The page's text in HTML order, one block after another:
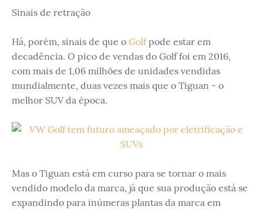
Sinais de retração
Há, porém, sinais de que o Golfpode estar em
decadência. O pico de vendas do Golf foi em 2016,
com mais de 1,06 milhões de unidades vendidas
mundialmente, duas vezes mais que o Tiguan - o
melhor SUV da época.
Mas o Tiguan está em curso para se tornar o mais
vendido modelo da marca, já que sua produção está se
expandindo para inúmeras plantas da marca em